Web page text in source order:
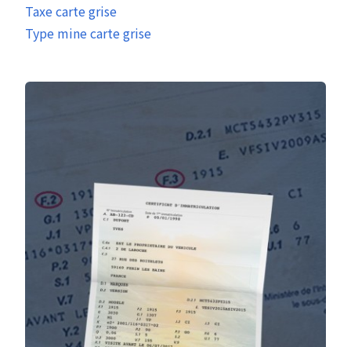
Taxe carte grise
Type mine carte grise